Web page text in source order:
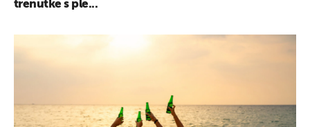
trenutke s ple...